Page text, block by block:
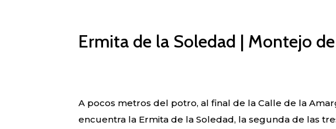
Ermita de la Soledad | Montejo
A pocos metros del potro, al final de la Calle de la
encuentra la Ermita de la Soledad, la segunda de las